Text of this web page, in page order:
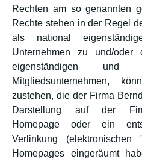
Rechten am so genannten
Rechte stehen in der Regel
als national
Unternehmen zu und/oder
eigenständigen und
Mitgliedsunternehmen,
zustehen, die der Firma
Darstellung auf der
Homepage oder ein
Verlinkung
Homepages eingeräumt